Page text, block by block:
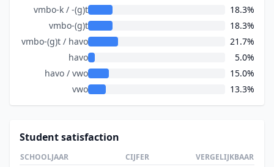
vmbo-k / -(g)t
18.3%
vmbo-(g)t
18.3%
vmbo-(g)t / havo
21.7%
havo
5.0%
havo / vwo
15.0%
vwo
13.3%
Student satisfaction
SCHOOLJAAR CIJFER VERGELIJKBAAR